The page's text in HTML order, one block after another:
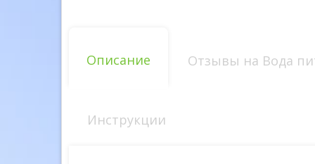
Описание Отзывы на Вода
Инструкции